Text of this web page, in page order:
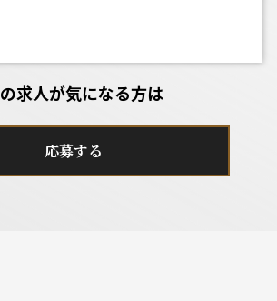
求人が気になる方は
応募する